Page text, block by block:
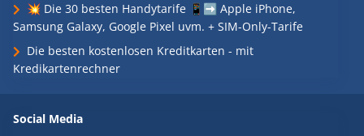
💥 Die 30 besten Handytarife 📱➡️ Apple iPhone,
Samsung Galaxy, Google Pixel uvm. + SIM-Only-Tarife
Die besten kostenlosen Kreditkarten - mit
Kredikartenrechner
Social Media